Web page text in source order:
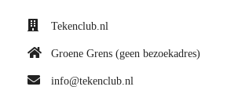
Tekenclub.nl
Groene Grens (geen bezoekadres)
info@tekenclub.nl